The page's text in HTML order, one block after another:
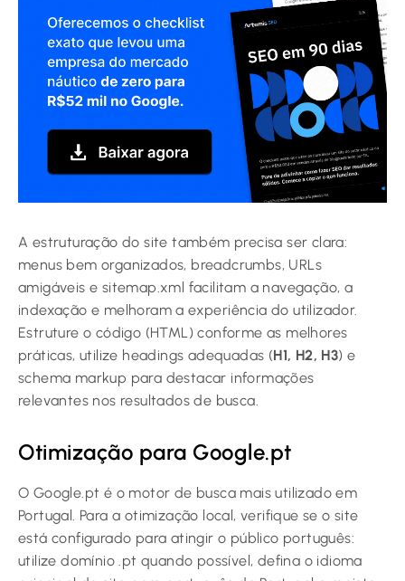
A estruturação do site também precisa ser clara:
menus bem organizados, breadcrumbs, URLs
amigáveis e sitemap.xml facilitam a navegação, a
indexação e melhoram a experiência do utilizador.
Estruture o código (HTML) conforme as melhores
práticas, utilize headings adequadas (H1, H2, H3) e
schema markup para destacar informações
relevantes nos resultados de busca.
Otimização para Google.pt
O Google.pt é o motor de busca mais utilizado em
Portugal. Para a otimização local, verifique se o site
está configurado para atingir o público português:
utilize domínio .pt quando possível, defina o idioma